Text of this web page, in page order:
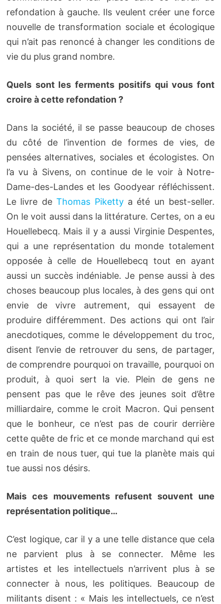
refondation à gauche. Ils veulent créer une force
nouvelle de transformation sociale et écologique
qui n’ait pas renoncé à changer les conditions de
vie du plus grand nombre.
Quels sont les ferments positifs qui vous font
croire à cette refondation ?
Dans la société, il se passe beaucoup de choses
du côté de l’invention de formes de vies, de
pensées alternatives, sociales et écologistes. On
l’a vu à Sivens, on continue de le voir à Notre-
Dame-des-Landes et les Goodyear réfléchissent.
Le livre deThomas Pikettya été un best-seller.
On le voit aussi dans la littérature. Certes, on a eu
Houellebecq. Mais il y a aussi Virginie Despentes,
qui a une représentation du monde totalement
opposée à celle de Houellebecq tout en ayant
aussi un succès indéniable. Je pense aussi à des
choses beaucoup plus locales, à des gens qui ont
envie de vivre autrement, qui essayent de
produire différemment. Des actions qui ont l’air
anecdotiques, comme le développement du troc,
disent l’envie de retrouver du sens, de partager,
de comprendre pourquoi on travaille, pourquoi on
produit, à quoi sert la vie. Plein de gens ne
pensent pas que le rêve des jeunes soit d’être
milliardaire, comme le croit Macron. Qui pensent
que le bonheur, ce n’est pas de courir derrière
cette quête de fric et ce monde marchand qui est
en train de nous tuer, qui tue la planète mais qui
tue aussi nos désirs.
Mais ces mouvements refusent souvent une
représentation politique…
C’est logique, car il y a une telle distance que cela
ne parvient plus à se connecter. Même les
artistes et les intellectuels n’arrivent plus à se
connecter à nous, les politiques. Beaucoup de
militants disent : « Mais les intellectuels, ce n’est